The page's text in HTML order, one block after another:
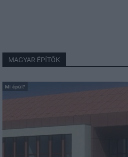
MAGYAR ÉPÍTŐK
Mi épül?